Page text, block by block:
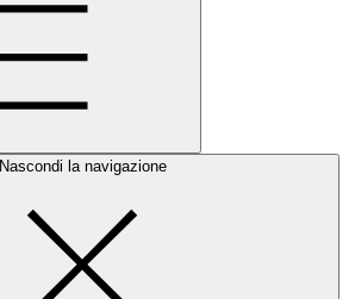
Nascondi la navigazione